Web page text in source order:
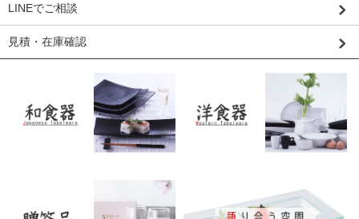
LINEでご相談
見積・在庫確認